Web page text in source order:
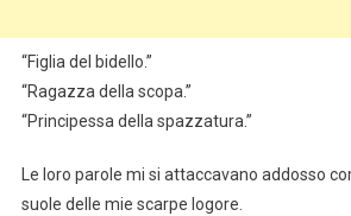
“Figlia del bidello.”
“Ragazza della scopa.”
“Principessa della spazzatura.”
Le loro parole mi si attaccavano addosso
suole delle mie scarpe logore.